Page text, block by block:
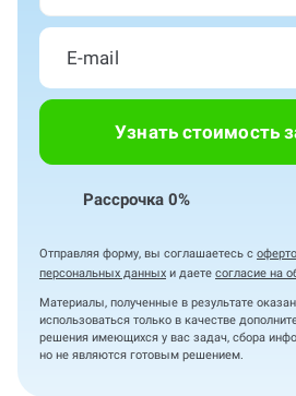
Узнать стоимость
Рассрочка 0%
Отправляя форму, вы соглашаетесь с
персональных данных и даете согласие на
Материалы, полученные в результате
использоваться только в качестве
решения имеющихся у вас задач, сбора
но не являются готовым решением.